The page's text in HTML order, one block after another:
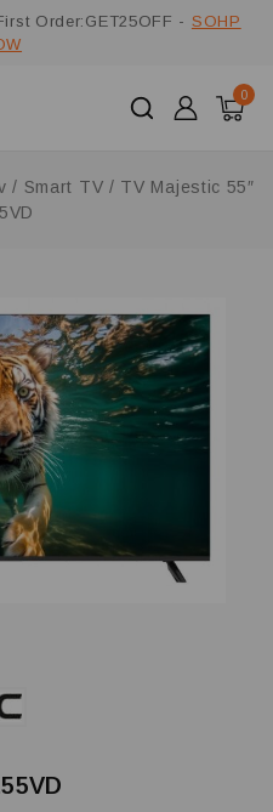
Order:GET25OFF - SOHP
0
/ Smart TV / TV Majestic 55″